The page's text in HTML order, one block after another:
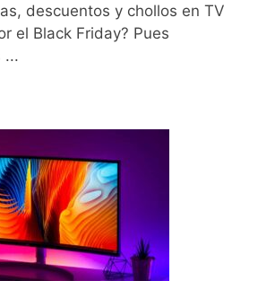
descuentos y chollos en TV
el Black Friday? Pues
...